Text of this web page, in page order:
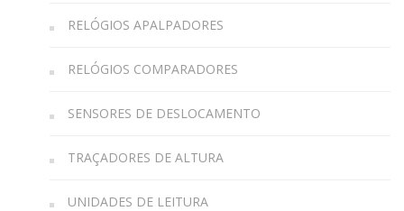
RELÓGIOS APALPADORES
RELÓGIOS COMPARADORES
SENSORES DE DESLOCAMENTO
TRAÇADORES DE ALTURA
UNIDADES DE LEITURA